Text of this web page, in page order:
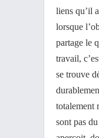
liens qu’il
lorsque
partage le
travail,
se trouve
totalement
sont pas